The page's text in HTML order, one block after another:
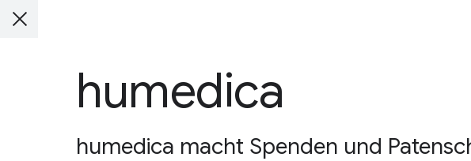
humedica
humedica macht Spenden und